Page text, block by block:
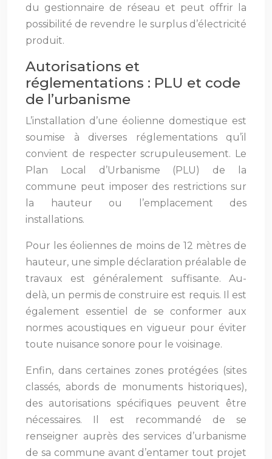
du gestionnaire de réseau et peut offrir la
possibilité de revendre le surplus d’électricité
produit.
Autorisations et
réglementations : PLU et code
de l’urbanisme
L’installation d’une éolienne domestique est
soumise à diverses réglementations qu’il
convient de respecter scrupuleusement. Le
Plan Local d’Urbanisme (PLU) de la
commune peut imposer des restrictions sur
la hauteur ou l’emplacement des
installations.
Pour les éoliennes de moins de 12 mètres de
hauteur, une simple déclaration préalable de
travaux est généralement suffisante. Au-
delà, un permis de construire est requis. Il est
également essentiel de se conformer aux
normes acoustiques en vigueur pour éviter
toute nuisance sonore pour le voisinage.
Enfin, dans certaines zones protégées (sites
classés, abords de monuments historiques),
des autorisations spécifiques peuvent être
nécessaires. Il est recommandé de se
renseigner auprès des services d’urbanisme
de sa commune avant d’entamer tout projet